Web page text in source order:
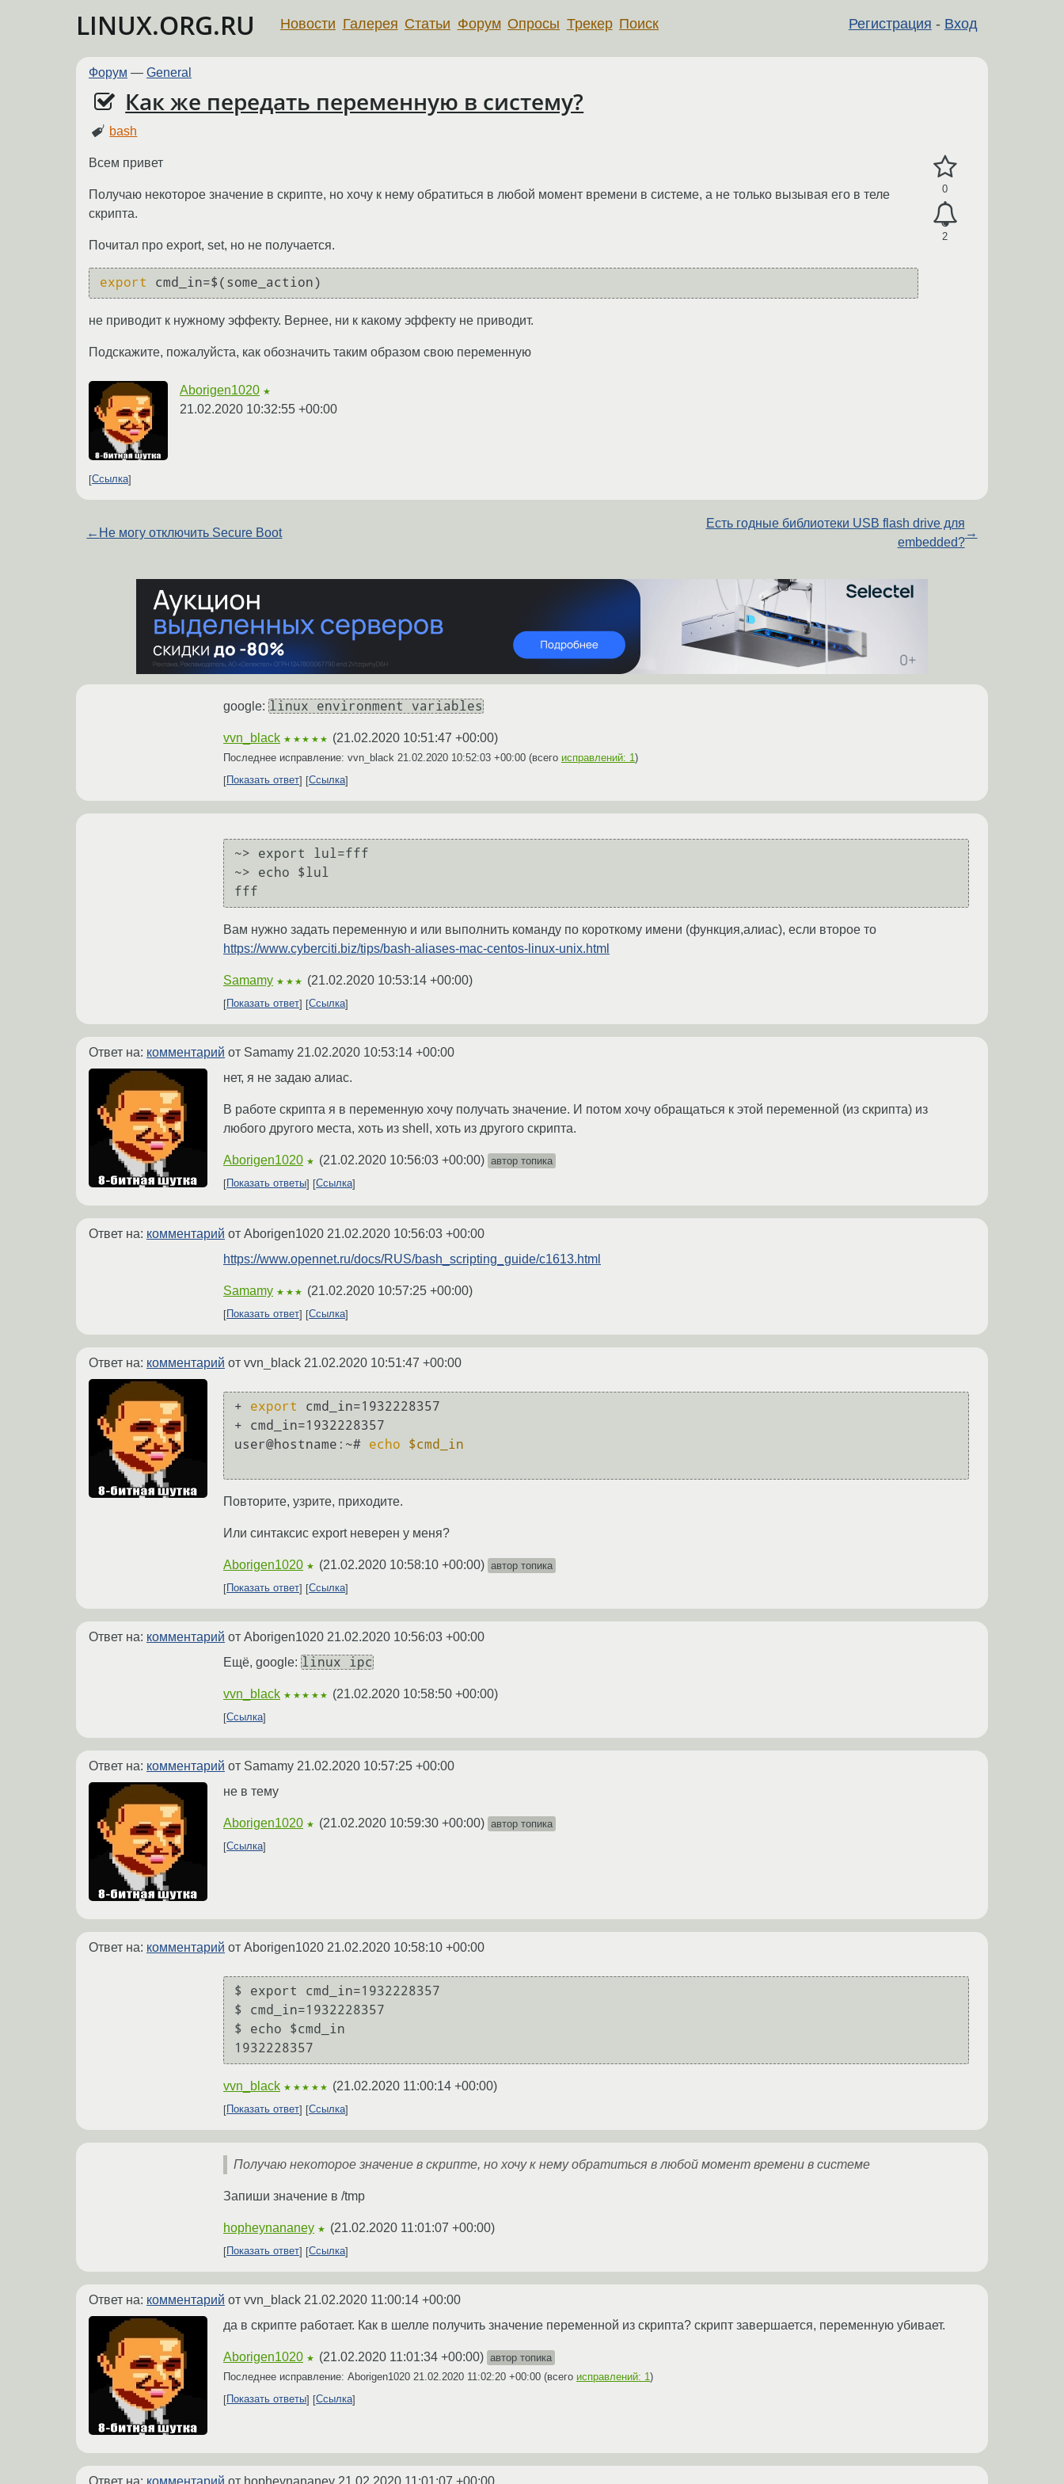
LINUX.ORG.RU Регистрация - Вход
Новости Галерея Статьи Форум Опросы Трекер Поиск
Форум — General
Как же передать переменную в систему?
bash
0
2
Всем привет
Получаю некоторое значение в скрипте, но хочу к нему обратиться в любой момент времени в системе, а не только вызывая его в теле
скрипта.
Почитал про export, set, но не получается.
export cmd_in=$(some_action)
не приводит к нужному эффекту. Вернее, ни к какому эффекту не приводит.
Подскажите, пожалуйста, как обозначить таким образом свою переменную
Aborigen1020 ★
21.02.2020 10:32:55 +00:00
Ссылка
← Не могу отключить Secure Boot
Есть годные библиотеки USB flash drive для
embedded?
→
google: linux environment variables
vvn_black ★★★★★ (21.02.2020 10:51:47 +00:00)
Последнее исправление: vvn_black 21.02.2020 10:52:03 +00:00 (всего исправлений: 1 )
Показать ответ
Ссылка
~> export lul=fff
~> echo $lul
Вам нужно задать переменную и или выполнить команду по короткому имени (функция,алиас), если второе то
https://www.cyberciti.biz/tips/bash-aliases-mac-centos-linux-unix.html
Samamy ★★★ (21.02.2020 10:53:14 +00:00)
Показать ответ Ссылка
Ответ на: комментарий от Samamy 21.02.2020 10:53:14 +00:00
нет, я не задаю алиас.
В работе скрипта я в переменную хочу получать значение. И потом хочу обращаться к этой переменной (из скрипта) из
любого другого места, хоть из shell, хоть из другого скрипта.
Aborigen1020 ★ (21.02.2020 10:56:03 +00:00) автор топика
Показать ответы
Ссылка
Ответ на: комментарий от Aborigen1020 21.02.2020 10:56:03 +00:00
https://www.opennet.ru/docs/RUS/bash_scripting_guide/c1613.html
Samamy ★★★ (21.02.2020 10:57:25 +00:00)
Показать ответ Ссылка
Ответ на: комментарий от vvn_black 21.02.2020 10:51:47 +00:00
+ export
cmd_in=1932228357
+ cmd_in=1932228357
user@hostname:~# echo $cmd_in
Повторите, узрите, приходите.
Или синтаксис export неверен у меня?
Aborigen1020 ★ (21.02.2020 10:58:10 +00:00) автор топика
Показать ответ
Ссылка
Ответ на: комментарий от Aborigen1020 21.02.2020 10:56:03 +00:00
Ещё, google: linux ipc
vvn_black ★★★★★ (21.02.2020 10:58:50 +00:00)
Ссылка
Ответ на: комментарий от Samamy 21.02.2020 10:57:25 +00:00
не в тему
Aborigen1020 ★ (21.02.2020 10:59:30 +00:00) автор топика
Ссылка
Ответ на: комментарий от Aborigen1020 21.02.2020 10:58:10 +00:00
$ export cmd_in=1932228357
$ cmd_in=1932228357
$ echo $cmd_in
vvn_black ★★★★★ (21.02.2020 11:00:14 +00:00)
Показать ответ Ссылка
Получаю некоторое значение в скрипте, но хочу к нему обратиться в любой момент времени в системе
Запиши значение в /tmp
hopheynananey ★ (21.02.2020 11:01:07 +00:00)
Показать ответ Ссылка
Ответ на: комментарий от vvn_black 21.02.2020 11:00:14 +00:00
да в скрипте работает. Как в шелле получить значение переменной из скрипта? скрипт завершается, переменную убивает.
Aborigen1020 ★ (21.02.2020 11:01:34 +00:00) автор топика
Последнее исправление: Aborigen1020 21.02.2020 11:02:20 +00:00 (всего исправлений: 1 )
Показать ответы
Ссылка
Ответ на: комментарий от hopheynananey 21.02.2020 11:01:07 +00:00